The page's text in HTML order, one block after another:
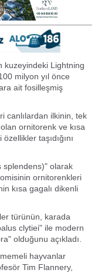
kuzeyindeki Lightning
milyon yıl önce
ait fosilleşmiş
canlılardan ilkinin, tek
ornitorenk ve kısa
taşıdığını
splendens)" olarak
ornitorenkleri
kısa gagalı dikenli
türünün, karada
clytiei" ile modern
olduğunu açıkladı.
hayvanlar
Tim Flannery,